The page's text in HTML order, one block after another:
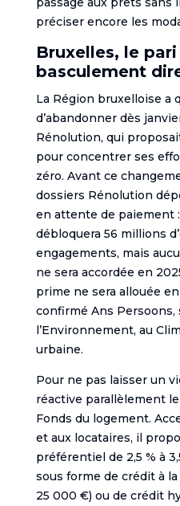
préciser encore les
Bruxelles, le pari
basculement
La Région bruxelloise a
d’abandonner dès
Rénolution, qui
pour concentrer ses
zéro. Avant ce
dossiers Rénolution
en attente de paiement
débloquera 56 millions
engagements, mais
ne sera accordée en
prime ne sera allouée
confirmé Ans Persoons,
l’Environnement, au
urbaine.
Pour ne pas laisser un
réactive parallèlement
Fonds du logement.
et aux locataires, il
préférentiel de 2,5 % à
sous forme de crédit à
25 000 €) ou de crédit